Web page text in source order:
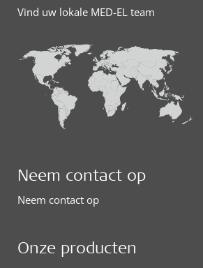
Vind uw lokale MED-EL team
Neem contact op
Neem contact op
Onze producten